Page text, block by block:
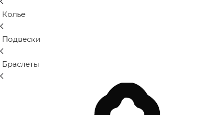
Колье
Подвески
Браслеты